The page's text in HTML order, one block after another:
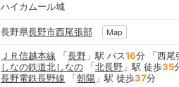
ハイカムール城
長野県長野市西尾張部 Map
ＪＲ信越本線 「長野 」駅 バス16分 「西尾
しなの鉄道北しなの 「北長野 」駅 徒歩35
長野電鉄長野線 「朝陽 」駅 徒歩37分